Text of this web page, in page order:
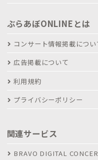
ぶらあぼONLINEとは
コンサート情報掲載につい
広告掲載について
利用規約
プライバシーポリシー
関連サービス
BRAVO DIGITAL